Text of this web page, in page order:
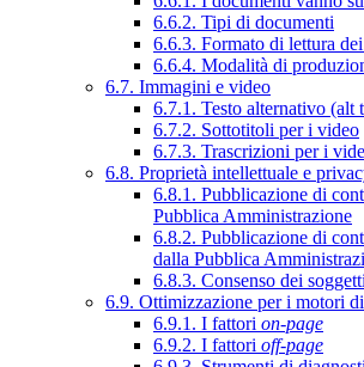
6.6.2. Tipi di documenti
6.6.3. Formato di lettura
6.6.4. Modalità di
6.7. Immagini e video
6.7.1. Testo alternativo (alt
6.7.2. Sottotitoli per i video
6.7.3. Trascrizioni per i
6.8. Proprietà intellettuale e
6.8.1. Pubblicazione di
Pubblica Amministrazione
6.8.2. Pubblicazione di
dalla Pubblica
6.8.3. Consenso dei
6.9. Ottimizzazione per i motori
6.9.1. I fattori on-page
6.9.2. I fattori off-page